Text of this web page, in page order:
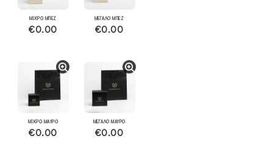
ΜΙΚΡΟ ΜΠΕΖ
€0.00
ΜΕΓΑΛΟ ΜΠΕΖ
€0.00
ΜΙΚΡΟ ΜΑΥΡΟ
€0.00
ΜΕΓΑΛΟ ΜΑΥΡΟ
€0.00